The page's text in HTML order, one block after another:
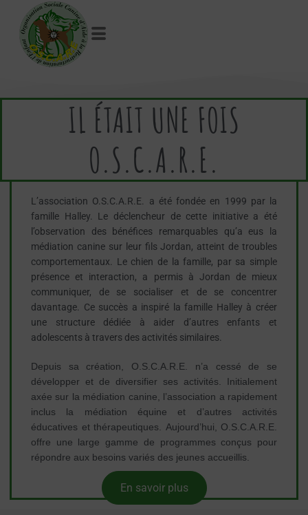
IL ÉTAIT UNE FOIS
O.S.C.A.R.E.​
L’association O.S.C.A.R.E. a été fondée en 1999 par la
famille Halley. Le déclencheur de cette initiative a été
l’observation des bénéfices remarquables qu’a eus la
médiation canine sur leur fils Jordan, atteint de troubles
comportementaux. Le chien de la famille, par sa simple
présence et interaction, a permis à Jordan de mieux
communiquer, de se socialiser et de se concentrer
davantage. Ce succès a inspiré la famille Halley à créer
une structure dédiée à aider d’autres enfants et
adolescents à travers des activités similaires.
Depuis sa création, O.S.C.A.R.E. n’a cessé de se
développer et de diversifier ses activités. Initialement
axée sur la médiation canine, l’association a rapidement
inclus la médiation équine et d’autres activités
éducatives et thérapeutiques. Aujourd’hui, O.S.C.A.R.E.
offre une large gamme de programmes conçus pour
répondre aux besoins variés des jeunes accueillis.
En savoir plus